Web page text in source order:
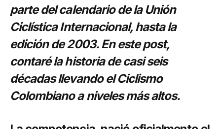
parte del calendario de la Unión
Ciclística Internacional, hasta la
edición de 2003. En este post,
contaré la historia de casi seis
décadas llevando el Ciclismo
Colombiano a niveles más altos.